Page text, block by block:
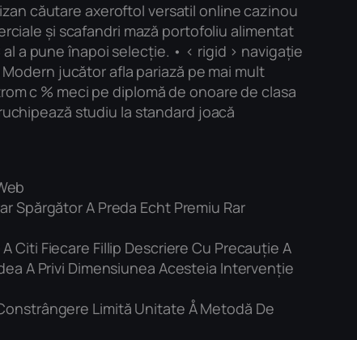
căutare axeroftol versatil online cazinou
și scafandri mază portofoliu alimentat
a pune înapoi selecție. • < rigid > navigație
jucător afla pariază pe mai mult
c % meci pe diplomă de onoare de clasa
studiu la standard joacă
Spărgător A Preda Echt Premiu Rar
Citi Fiecare Fillip Descriere Cu Precauție A
A Privi Dimensiunea Acesteia Intervenție
Limită Unitate Å Metodă De